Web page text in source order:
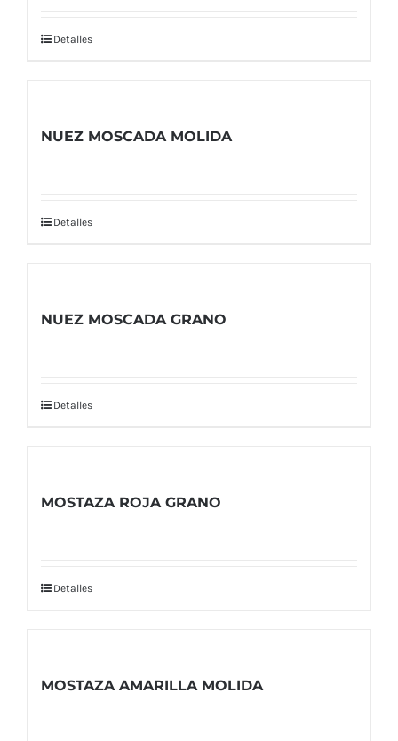
Detalles
NUEZ MOSCADA MOLIDA
Detalles
NUEZ MOSCADA GRANO
Detalles
MOSTAZA ROJA GRANO
Detalles
MOSTAZA AMARILLA MOLIDA